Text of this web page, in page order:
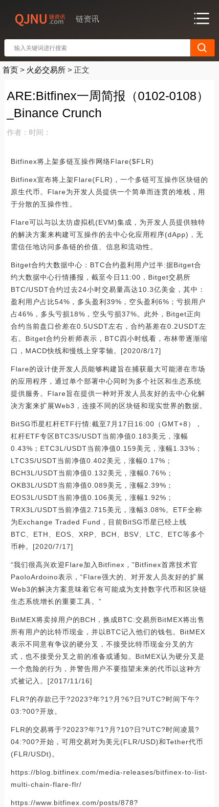
链资讯
首页 > 火必交易所 > 正文
ARE:Bitfinex一周简报（0102-0108）
_Binance Crunch
作者： 时间：
Bitfinex将上架多链互操作网络Flare($FLR)
Bitfinex宣布将上架Flare(FLR)，一个多链可互操作区块链的
原生代币。Flare为开发人员提供一个简单而连贯的堆栈，用
于分散的互操作性。
Flare可以与以太坊虚拟机(EVM)集成，为开发人员提供独特
的解决方案来构建可互操作的去中心化应用程序(dApp)，无
需信任地访问多条链的价值、信息和流动性。
Bitget合约大数据中心：BTC合约盈利用户过半:据Bitget合
约大数据中心行情播报，截至今日11:00，Bitget交易所
BTC/USDT合约过去24小时交易量高达10.3亿美金，其中：
盈利用户占比54%，多头盈利39%，空头盈利6%；亏损用户
占46%，多头亏损18%，空头亏损37%。此外，Bitget正向
合约当前盘口价差在0.5USDT左右，合约基差在0.2USDT左
右。Bitget合约分析师表示，BTC四小时线看，布林带逐渐缩
口，MACD快线和慢线上穿零轴。[2020/8/17]
Flare的设计使开发人员能够构建旨在捕获最大可能潜在市场
的应用程序，通过单个部署中心同时为多个社区和生态系统
提供服务。Flare旨在提供一种对开发人员友好的去中心化解
决方案来扩展Web3，连接不同的区块链和现实世界的数据。
BitSG币星杠杆ETF行情:截至7月17日16:00（GMT+8），
杠杆ETF专区BTC3S/USDT当前净值0.183美元，涨幅
0.43%；ETC3L/USDT当前净值0.159美元，涨幅1.33%；
LTC3S/USDT当前净值0.402美元，涨幅0.17%；
BCH3L/USDT当前净值0.132美元，涨幅0.76%；
OKB3L/USDT当前净值0.089美元，涨幅2.39%；
EOS3L/USDT当前净值0.106美元，涨幅1.92%；
TRX3L/USDT当前净值2.715美元，涨幅3.08%。ETF全称
为Exchange Traded Fund，目前BitSG币星已经上线
BTC、ETH、EOS、XRP、BCH、BSV、LTC、ETC等多个
币种。[2020/7/17]
“我们很高兴欢迎Flare加入Bitfinex，”Bitfinex首席技术官
PaoloArdoino表示，“Flare强大的、对开发人员友好的扩展
Web3的解决方案意味着它有可能成为支持数字代币和区块链
生态系统增长的重要工具。”
BitMEX将卖掉用户的BCH，换成BTC:交易所BitMEX将出售
所有用户的比特币现金，并以BTC记入他们的钱包。BitMEX
表示不同意有争议的硬分叉，不接受比特币现金分叉的方
式，也不接受分叉之前的准备或通知。BitMEX认为硬分叉是
一个危险的行为，并警告用户不要指望未来的代币以这种方
式被记入。[2017/11/16]
FLR?的存款已于?2023?年?1?月?6?日?UTC?时间下午?
03:?00?开放。
FLR的交易将于?2023?年?1?月?10?日?UTC?时间凌晨?
04:?00?开始，可用交易对为美元(FLR/USD)和Tether代币
(FLR/USDt)。
https://blog.bitfinex.com/media-releases/bitfinex-to-list-
multi-chain-flare-flr/
https://www.bitfinex.com/posts/878?